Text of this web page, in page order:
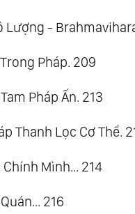
Lượng -
Pháp. 209
Pháp Ấn. 213
Thanh Lọc Cơ Thể.
Mình... 214
216